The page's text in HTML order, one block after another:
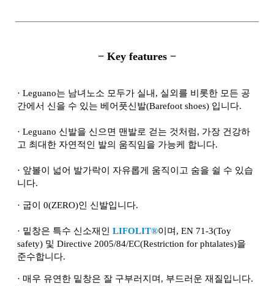
− Key features −
· Leguano는 남녀노소 모두가 실내, 실외를 비롯한 모든 공
간에서 신을 수 있는 베어풋신발(Barefoot shoes) 입니다.
· Leguano 신발을 신으면 맨발로 걷는 것처럼, 가장 건강하
고 최대한 자연적인 발의 움직임을 가능케 합니다.
· 앞볼이 넓어 발가락이 자유롭게 움직이고 숨을 쉴 수 있습
니다.
· 굽이 0(ZERO)인 신발입니다.
· 밑창은 특수 신소재인 LIFOLIT®이며, EN 71-3(Toy
safety) 및 Directive 2005/84/EC(Restriction for phtalates)을
준수합니다.
· 매우 유연한 밑창은 잘 구부러지며, 부드러운 재질입니다.